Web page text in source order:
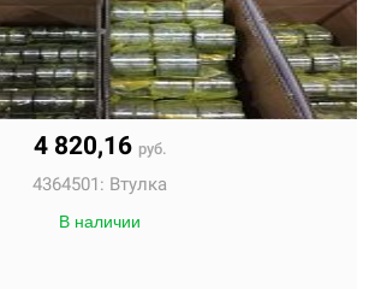
4 820,16 руб.
4364501: Втулка
В наличии